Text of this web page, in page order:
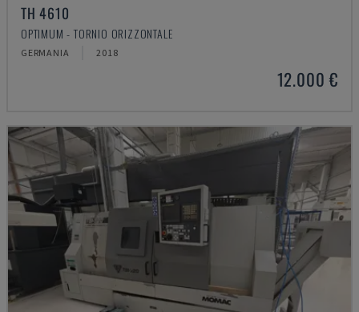
TH 4610
OPTIMUM - TORNIO ORIZZONTALE
GERMANIA 2018
12.000 €